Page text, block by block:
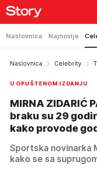
Naslovnica Najnovije
Naslovnica Celebrity
U OPUŠTENOM IZDANJU
MIRNA ZIDARIĆ
braku su 29
kako provode
Sportska novinarka
kako se sa